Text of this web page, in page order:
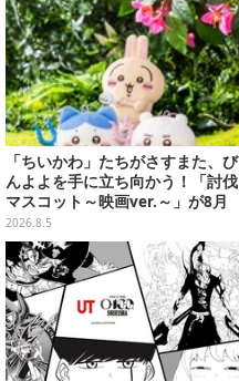
「ちいかわ」たちがさすまた、び
んよよを手に立ち向かう！「討伐
マスコット～映画ver.～」が8月
中旬より順次展開
2026.8.5